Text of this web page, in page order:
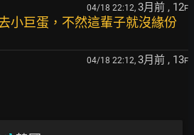
04/18 22:12, 3月前 , 12F
小巨蛋，不然這輩子就沒緣份
04/18 22:12, 3月前 , 13F